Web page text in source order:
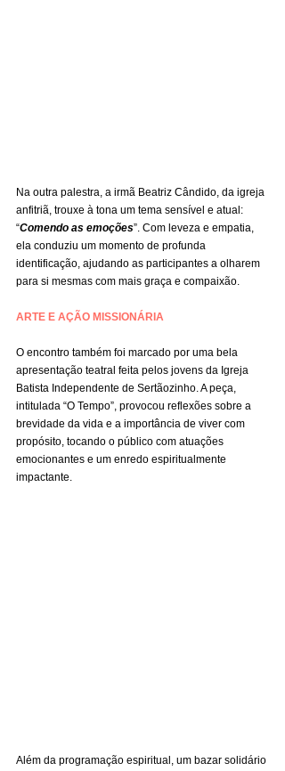
Na outra palestra, a irmã Beatriz Cândido, da igreja
anfitriã, trouxe à tona um tema sensível e atual:
“Comendo as emoções”. Com leveza e empatia,
ela conduziu um momento de profunda
identificação, ajudando as participantes a olharem
para si mesmas com mais graça e compaixão.
ARTE E AÇÃO MISSIONÁRIA
O encontro também foi marcado por uma bela
apresentação teatral feita pelos jovens da Igreja
Batista Independente de Sertãozinho. A peça,
intitulada “O Tempo”, provocou reflexões sobre a
brevidade da vida e a importância de viver com
propósito, tocando o público com atuações
emocionantes e um enredo espiritualmente
impactante.
Além da programação espiritual, um bazar solidário